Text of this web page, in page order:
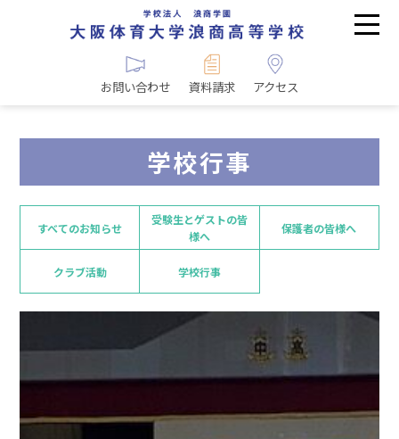
お問い合わせ 資料請求 アクセス
学校行事
すべてのお知らせ
受験生とゲストの皆
様へ
保護者の皆様へ
クラブ活動 学校行事